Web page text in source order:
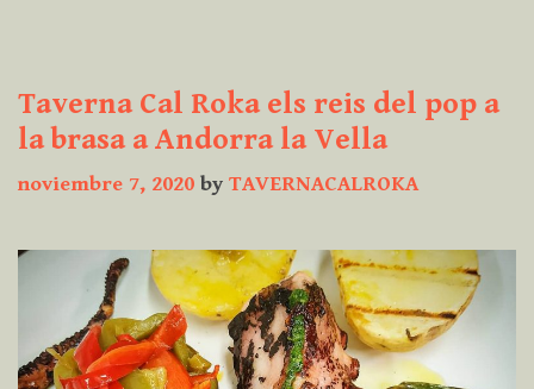
tarta
Tatin
Taverna Cal Roka els reis del pop a
la brasa a Andorra la Vella
noviembre 7, 2020 by TAVERNACALROKA